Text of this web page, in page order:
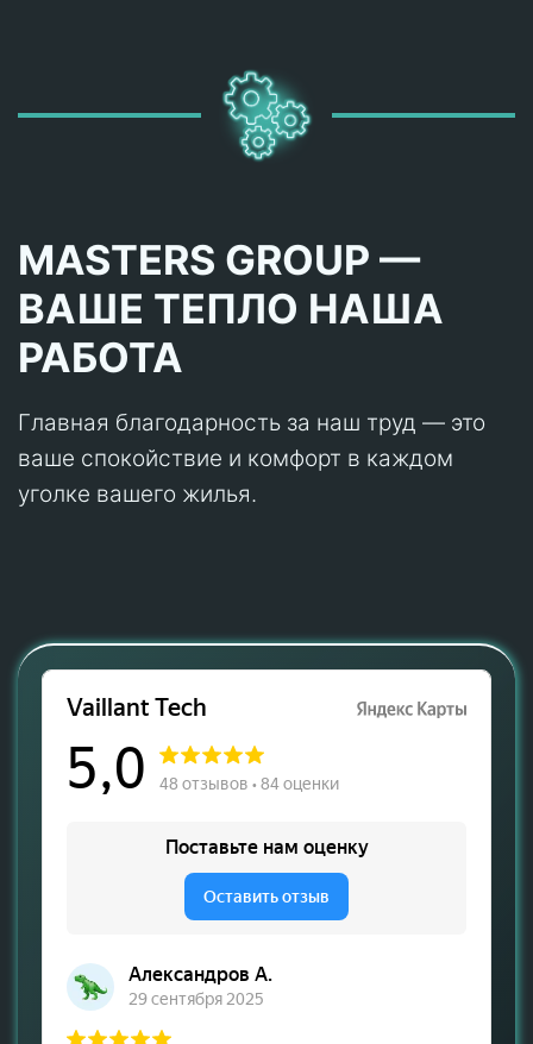
MASTERS GROUP —
ВАШЕ ТЕПЛО НАША
РАБОТА
Главная благодарность за наш труд — это
ваше спокойствие и комфорт в каждом
уголке вашего жилья.